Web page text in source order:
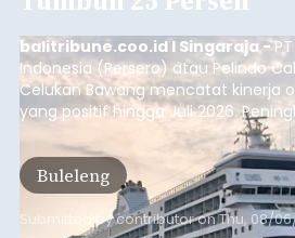
balitribune.coo.id I Singaraja -
Indonesia (Persero) atau Pelindo
Celukan Bawang mencatat kinerja
yang positif hingga Juli 2026.
dari arus kapal yang mencapai 1,48
Tonnage (GT), atau tumbuh 12,4
dibandingkan periode yang sama
yang tercatat sebesar 1,32 juta GT.
Buleleng
Submitted bycontributoronThu, 08/